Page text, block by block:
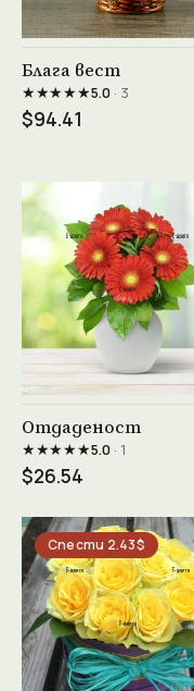
Виж продукта →
Блага вест
★★★★★5.0· 3
$94.41
Виж продукта →
Отдаденост
★★★★★5.0· 1
$26.54
Спести 2.43$